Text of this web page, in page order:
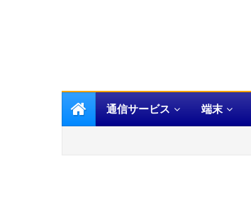
通信サービス 端末